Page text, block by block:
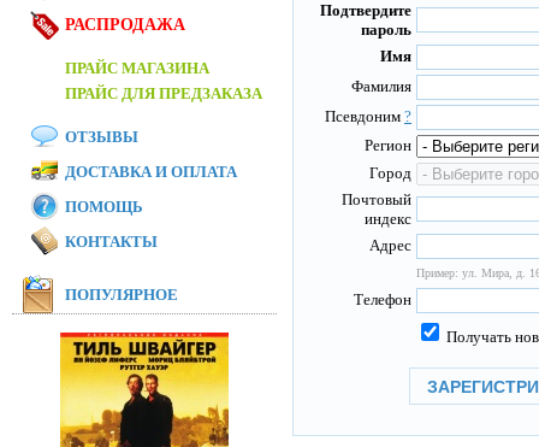
Подтвердите
пароль
Имя
Фамилия
Псевдоним ?
Регион
Город
Почтовый
индекс
Адрес
Пример: ул. Мира, д.
Телефон
Получать
РАСПРОДАЖА
ПРАЙС МАГАЗИНА
ПРАЙС ДЛЯ ПРЕДЗАКАЗА
ОТЗЫВЫ
ДОСТАВКА И ОПЛАТА
ПОМОЩЬ
КОНТАКТЫ
ПОПУЛЯРНОЕ